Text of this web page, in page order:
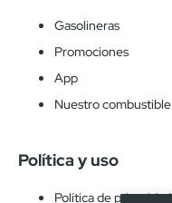
Gasolineras
Promociones
App
Nuestro combustible
Política y uso
Política de privacidad